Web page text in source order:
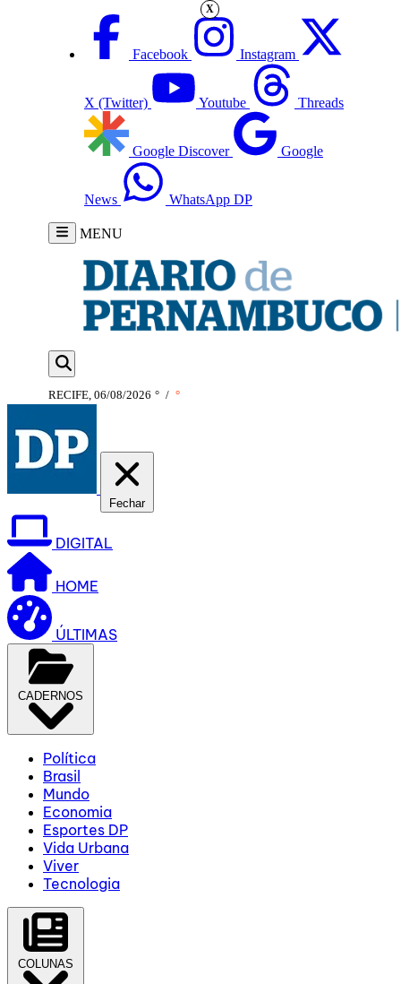
Facebook Instagram
X (Twitter) Youtube Threads
Google Discover Google
News WhatsApp DP
MENU
RECIFE, 06/08/2026 ° / °
Fechar
DIGITAL
HOME
ÚLTIMAS
CADERNOS
Política
Brasil
Mundo
Economia
Esportes DP
Vida Urbana
Viver
Tecnologia
COLUNAS
X